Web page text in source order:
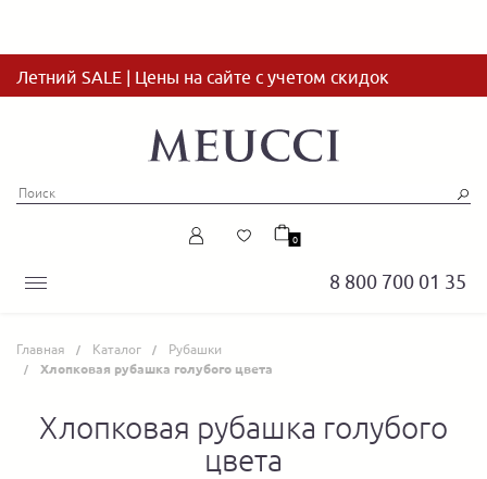
Летний SALE | Цены на сайте с учетом скидок
8 800 700 01 35
0
Главная Каталог Рубашки
Хлопковая рубашка голубого цвета
Хлопковая рубашка голубого
цвета